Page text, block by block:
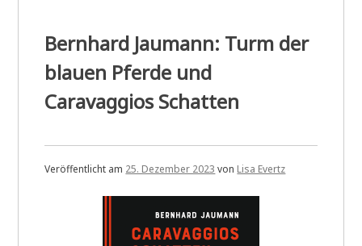
Bernhard Jaumann: Turm der
blauen Pferde und
Caravaggios Schatten
Veröffentlicht am 25. Dezember 2023 von Lisa Evertz